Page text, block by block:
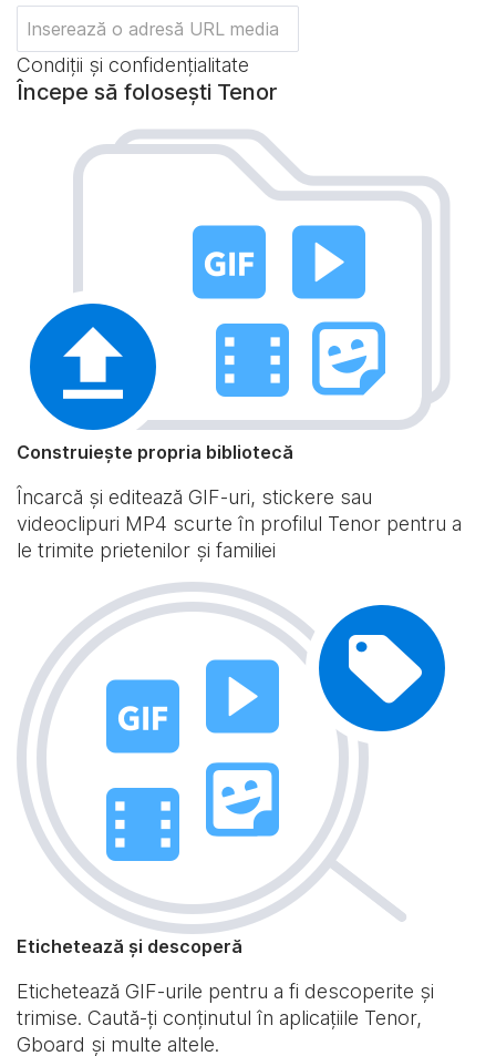
Condiții și confidențialitate
Începe să folosești Tenor
Construiește propria bibliotecă
Încarcă și editează GIF-uri, stickere sau
videoclipuri MP4 scurte în profilul Tenor pentru a
le trimite prietenilor și familiei
Etichetează și descoperă
Etichetează GIF-urile pentru a fi descoperite și
trimise. Caută-ți conținutul în aplicațiile Tenor,
Gboard și multe altele.